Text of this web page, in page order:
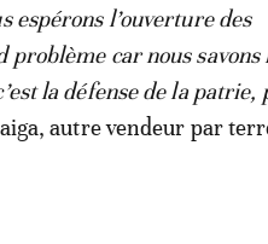
espérons l’ouverture des
problème car nous savons
la défense de la patrie,
autre vendeur par